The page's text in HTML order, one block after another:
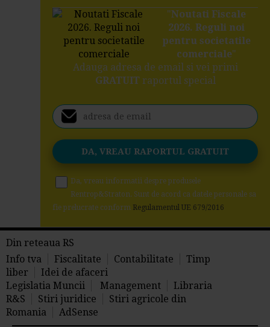
"Noutati Fiscale
2026. Reguli noi
pentru societatile
comerciale"
Adauga adresa de email si vei primi
GRATUITraportul special
Da, vreau informatii despre produsele
Rentrop&Straton. Sunt de acord ca datele personale sa
fie prelucrate conform Regulamentul UE 679/2016
Din reteaua RS
Info tva
Fiscalitate Contabilitate
Timp
liber
Idei de afaceri
Legislatia Muncii
Management
Libraria
R&S
Stiri juridice
Stiri agricole din
Romania
AdSense